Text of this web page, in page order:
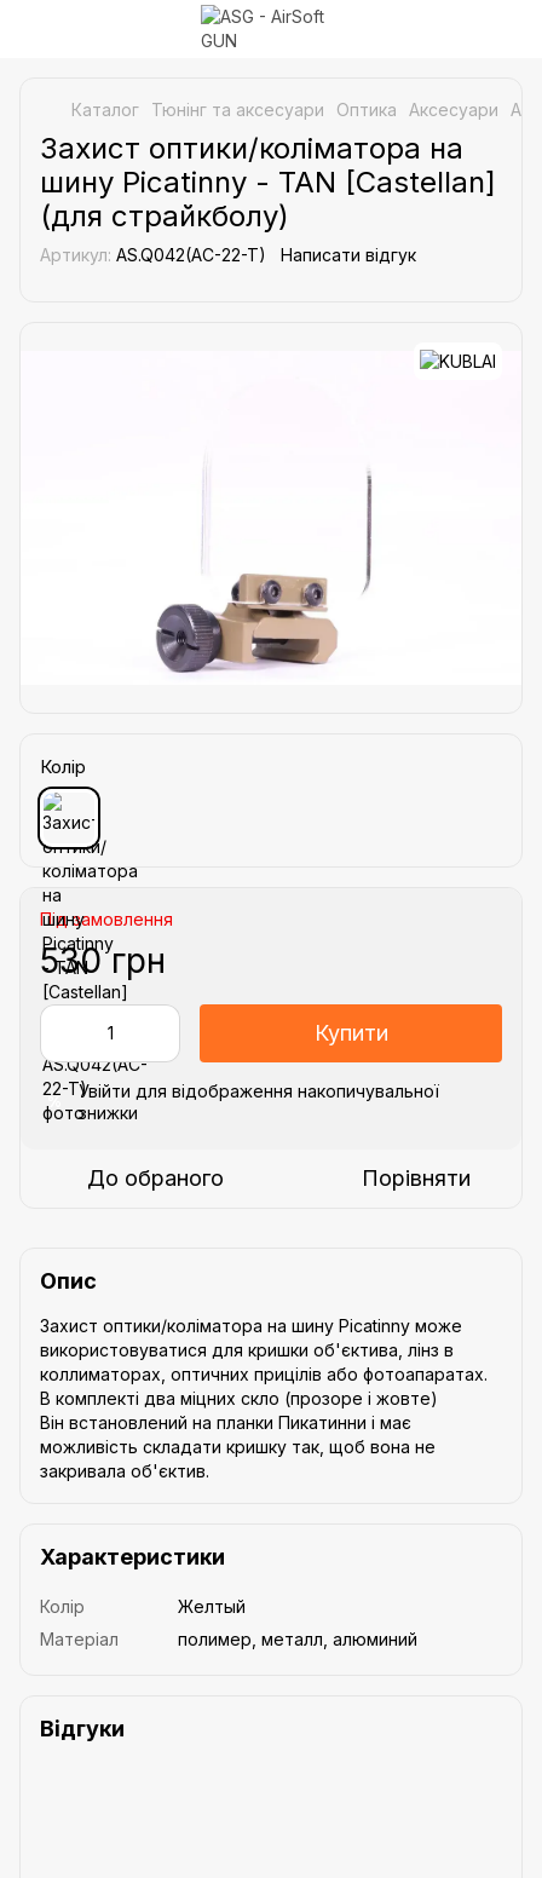
Каталог Тюнінг та аксесуари Оптика Аксесуари
Захист оптики/коліматора на
шину Picatinny - TAN [Castellan]
(для страйкболу)
Артикул: AS.Q042(AC-22-T) Написати відгук
Колір
Під замовлення
530 грн
Купити
%
Увійти для відображення накопичувальної
знижки
До обраного Порівняти
Опис
Захист оптики/коліматора на шину Picatinny може
використовуватися для кришки об'єктива, лінз в
коллиматорах, оптичних прицілів або фотоапаратах.
В комплекті два міцних скло (прозоре і жовте)
Він встановлений на планки Пикатинни і має
можливість складати кришку так, щоб вона не
закривала об'єктив.
Характеристики
Колір
Желтый
Матеріал
полимер, металл, алюминий
Відгуки